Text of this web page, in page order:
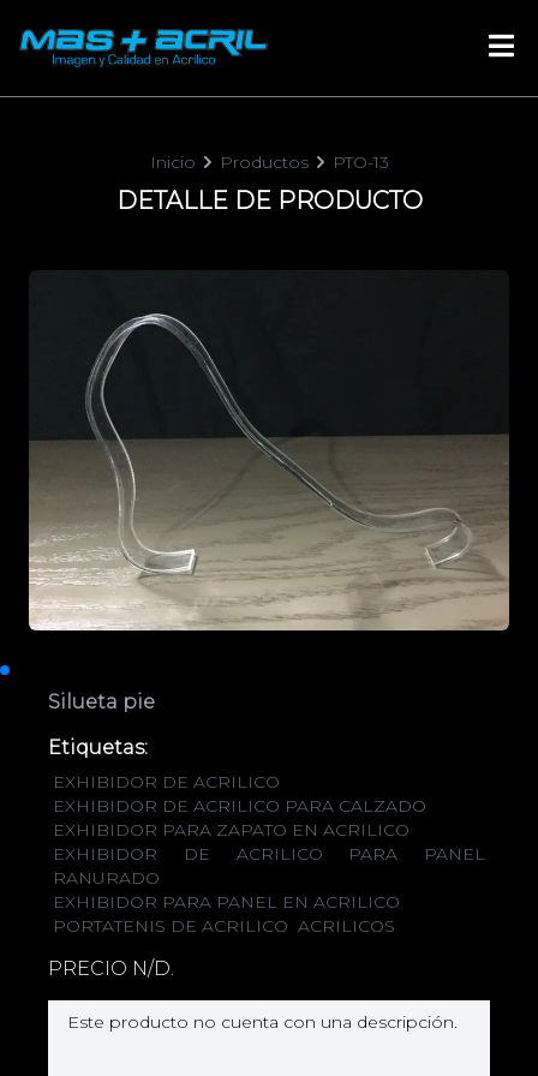
Masacril logo
Inicio Productos PTO-13
DETALLE DE PRODUCTO
Silueta pie
Etiquetas:
EXHIBIDOR DE ACRILICO
EXHIBIDOR DE ACRILICO PARA CALZADO
EXHIBIDOR PARA ZAPATO EN ACRILICO
EXHIBIDOR DE ACRILICO PARA PANEL
RANURADO
EXHIBIDOR PARA PANEL EN ACRILICO
PORTATENIS DE ACRILICO ACRILICOS
PRECIO N/D.